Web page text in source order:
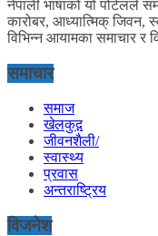
नेपाली भाषाको यो पोर्टलले
कारोबर, आध्यात्मिक् जिवन,
विभिन्न आयामका समाचार र
समाचार
समाज
खेलकुद़़
जीवनशैली/
स्वास्थ्य
प्रवास
अन्तराष्ट्रिय
विजनेश